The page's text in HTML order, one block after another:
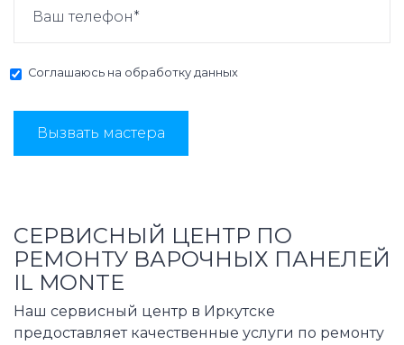
Соглашаюсь на обработку данных
Вызвать мастера
СЕРВИСНЫЙ ЦЕНТР ПО
РЕМОНТУ ВАРОЧНЫХ ПАНЕЛЕЙ
IL MONTE
Наш сервисный центр в Иркутске
предоставляет качественные услуги по ремонту